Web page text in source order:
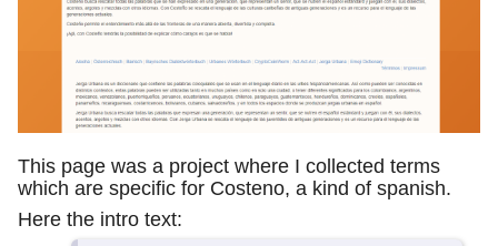
This page was a project where I collected terms
which are specific for Costeno, a kind of spanish.
Here the intro text: